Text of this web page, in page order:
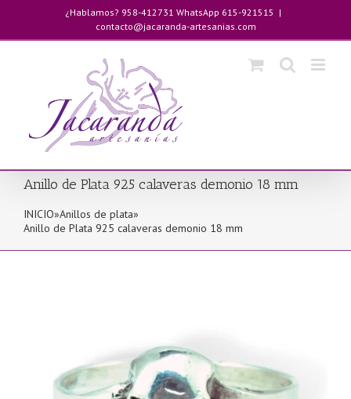
contenido
¿Hablamos? 958-412731 WhatsApp 615-921515 |
contacto@jacaranda-artesanias.com
Anillo de Plata 925 calaveras demonio 18 mm
INICIO»Anillos de plata»
Anillo de Plata 925 calaveras demonio 18 mm